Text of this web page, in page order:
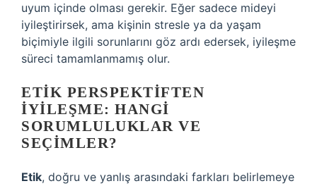
uyum içinde olması gerekir. Eğer sadece mideyi
iyileştirirsek, ama kişinin stresle ya da yaşam
biçimiyle ilgili sorunlarını göz ardı edersek, iyileşme
süreci tamamlanmamış olur.
ETIK PERSPEKTIFTEN
İYILEŞME: HANGI
SORUMLULUKLAR VE
SEÇIMLER?
Etik, doğru ve yanlış arasındaki farkları belirlemeye